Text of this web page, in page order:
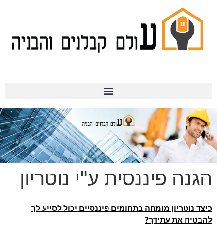
הגנה פיננסית ע"י נוטריון
כיצד נוטריון מומחה בתחומים פיננסיים יכול לסייע לך
להבטיח את עתידך?